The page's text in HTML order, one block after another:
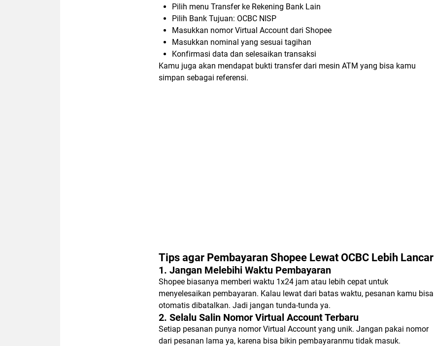
Pilih menu Transfer ke Rekening Bank Lain
Pilih Bank Tujuan: OCBC NISP
Masukkan nomor Virtual Account dari Shopee
Masukkan nominal yang sesuai tagihan
Konfirmasi data dan selesaikan transaksi
Kamu juga akan mendapat bukti transfer dari mesin ATM yang bisa kamu
simpan sebagai referensi.
Tips agar Pembayaran Shopee Lewat OCBC Lebih Lancar
1. Jangan Melebihi Waktu Pembayaran
Shopee biasanya memberi waktu 1x24 jam atau lebih cepat untuk
menyelesaikan pembayaran. Kalau lewat dari batas waktu, pesanan kamu bisa
otomatis dibatalkan. Jadi jangan tunda-tunda ya.
2. Selalu Salin Nomor Virtual Account Terbaru
Setiap pesanan punya nomor Virtual Account yang unik. Jangan pakai nomor
dari pesanan lama ya, karena bisa bikin pembayaranmu tidak masuk.